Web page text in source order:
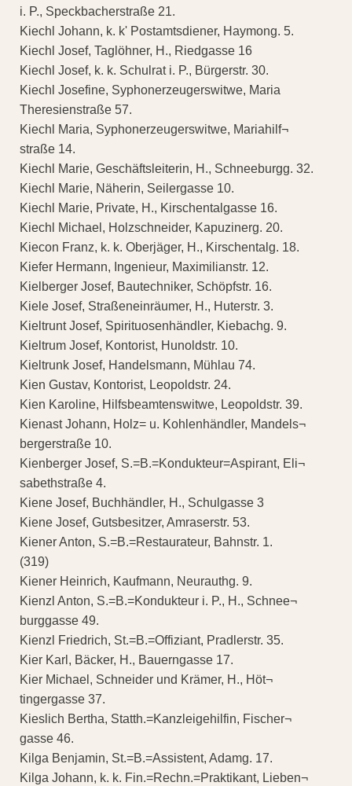
i. P., Speckbacherstraße 21.
Kiechl Johann, k. k' Postamtsdiener, Haymong. 5.
Kiechl Josef, Taglöhner, H., Riedgasse 16
Kiechl Josef, k. k. Schulrat i. P., Bürgerstr. 30.
Kiechl Josefine, Syphonerzeugerswitwe, Maria
Theresienstraße 57.
Kiechl Maria, Syphonerzeugerswitwe, Mariahilf¬
straße 14.
Kiechl Marie, Geschäftsleiterin, H., Schneeburgg. 32.
Kiechl Marie, Näherin, Seilergasse 10.
Kiechl Marie, Private, H., Kirschentalgasse 16.
Kiechl Michael, Holzschneider, Kapuzinerg. 20.
Kiecon Franz, k. k. Oberjäger, H., Kirschentalg. 18.
Kiefer Hermann, Ingenieur, Maximilianstr. 12.
Kielberger Josef, Bautechniker, Schöpfstr. 16.
Kiele Josef, Straßeneinräumer, H., Huterstr. 3.
Kieltrunt Josef, Spirituosenhändler, Kiebachg. 9.
Kieltrum Josef, Kontorist, Hunoldstr. 10.
Kieltrunk Josef, Handelsmann, Mühlau 74.
Kien Gustav, Kontorist, Leopoldstr. 24.
Kien Karoline, Hilfsbeamtenswitwe, Leopoldstr. 39.
Kienast Johann, Holz= u. Kohlenhändler, Mandels¬
bergerstraße 10.
Kienberger Josef, S.=B.=Kondukteur=Aspirant, Eli¬
sabethstraße 4.
Kiene Josef, Buchhändler, H., Schulgasse 3
Kiene Josef, Gutsbesitzer, Amraserstr. 53.
Kiener Anton, S.=B.=Restaurateur, Bahnstr. 1.
(319)
Kiener Heinrich, Kaufmann, Neurauthg. 9.
Kienzl Anton, S.=B.=Kondukteur i. P., H., Schnee¬
burggasse 49.
Kienzl Friedrich, St.=B.=Offiziant, Pradlerstr. 35.
Kier Karl, Bäcker, H., Bauerngasse 17.
Kier Michael, Schneider und Krämer, H., Höt¬
tingergasse 37.
Kieslich Bertha, Statth.=Kanzleigehilfin, Fischer¬
gasse 46.
Kilga Benjamin, St.=B.=Assistent, Adamg. 17.
Kilga Johann, k. k. Fin.=Rechn.=Praktikant, Lieben¬